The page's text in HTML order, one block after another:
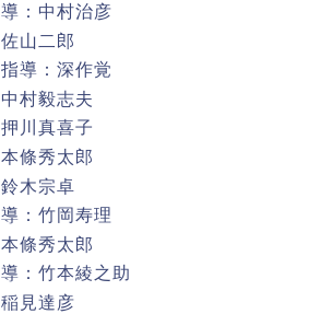
：中村治彦
山二郎
導：深作覚
村毅志夫
川真喜子
條秀太郎
木宗卓
：竹岡寿理
條秀太郎
：竹本綾之助
見達彦